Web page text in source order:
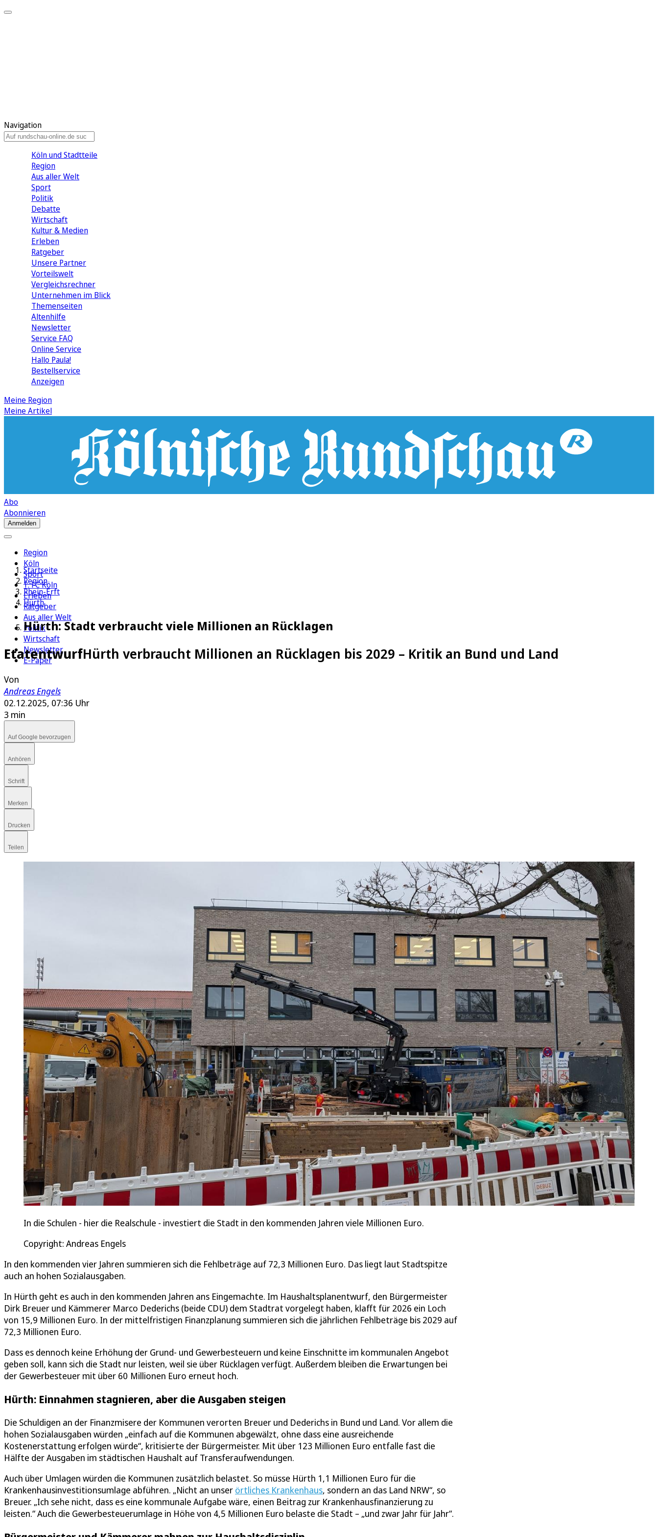
Navigation
Köln und Stadtteile
Region
Aus aller Welt
Sport
Politik
Debatte
Wirtschaft
Kultur & Medien
Erleben
Ratgeber
Unsere Partner
Vorteilswelt
Vergleichsrechner
Unternehmen im Blick
Themenseiten
Altenhilfe
Newsletter
Service FAQ
Online Service
Hallo Paula!
Bestellservice
Anzeigen
Meine Region
Meine Artikel
Abo
Abonnieren
Anmelden
Region
Köln
Sport
1. FC Köln
Erleben
Ratgeber
Aus aller Welt
Politik
Wirtschaft
Newsletter
E-Paper
Startseite
Region
Rhein-Erft
Hürth
Hürth: Stadt verbraucht viele Millionen an Rücklagen
EtatentwurfHürth verbraucht Millionen an Rücklagen bis 2029 – Kritik an Bund und Land
Von
Andreas Engels
02.12.2025, 07:36 Uhr
3 min
Auf Google bevorzugen
Anhören
Schrift
Merken
Drucken
Teilen
In die Schulen - hier die Realschule - investiert die Stadt in den kommenden Jahren viele Millionen Euro.
Copyright: Andreas Engels
In den kommenden vier Jahren summieren sich die Fehlbeträge auf 72,3 Millionen Euro. Das liegt laut Stadtspitze
auch an hohen Sozialausgaben.
In Hürth geht es auch in den kommenden Jahren ans Eingemachte. Im Haushaltsplanentwurf, den Bürgermeister
Dirk Breuer und Kämmerer Marco Dederichs (beide CDU) dem Stadtrat vorgelegt haben, klafft für 2026 ein Loch
von 15,9 Millionen Euro. In der mittelfristigen Finanzplanung summieren sich die jährlichen Fehlbeträge bis 2029 auf
72,3 Millionen Euro.
Dass es dennoch keine Erhöhung der Grund- und Gewerbesteuern und keine Einschnitte im kommunalen Angebot
geben soll, kann sich die Stadt nur leisten, weil sie über Rücklagen verfügt. Außerdem bleiben die Erwartungen bei
der Gewerbesteuer mit über 60 Millionen Euro erneut hoch.
Hürth: Einnahmen stagnieren, aber die Ausgaben steigen
Die Schuldigen an der Finanzmisere der Kommunen verorten Breuer und Dederichs in Bund und Land. Vor allem die
hohen Sozialausgaben würden „einfach auf die Kommunen abgewälzt, ohne dass eine ausreichende
Kostenerstattung erfolgen würde“, kritisierte der Bürgermeister. Mit über 123 Millionen Euro entfalle fast die
Hälfte der Ausgaben im städtischen Haushalt auf Transferaufwendungen.
Auch über Umlagen würden die Kommunen zusätzlich belastet. So müsse Hürth 1,1 Millionen Euro für die
Krankenhausinvestitionsumlage abführen. „Nicht an unser örtliches Krankenhaus, sondern an das Land NRW“, so
Breuer. „Ich sehe nicht, dass es eine kommunale Aufgabe wäre, einen Beitrag zur Krankenhausfinanzierung zu
leisten.“ Auch die Gewerbesteuerumlage in Höhe von 4,5 Millionen Euro belaste die Stadt – „und zwar Jahr für Jahr“.